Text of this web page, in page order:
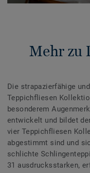
Mehr zu
Die strapazierfähige
Teppichfliesen
besonderem
entwickelt und bildet
vier Teppichfliesen
abgestimmt sind und
schlichte
31 ausdrucksstarken,